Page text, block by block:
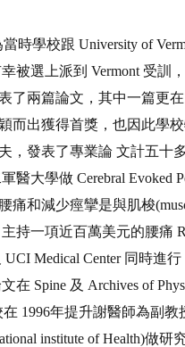
時學校跟 University of
被選上派到 Vermont 受訓
了兩篇論文，其中一篇更在
而出獲得首獎，也因此學
，發表了專業論 文計五十
大學做 Cerebral Evoked
和減少痙攣是與肌梭
持一項近百萬美元的腰痛
Medical Center 同時進
Spine 及 Archives of
1996年提升謝醫師為副教
institute of Health)做研究